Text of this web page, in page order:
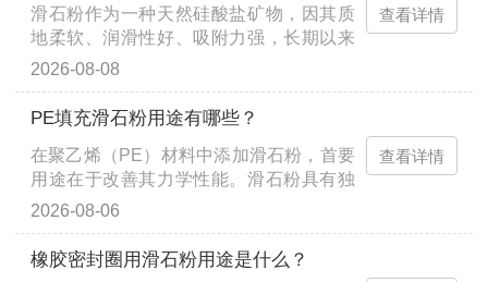
滑石粉作为一种天然硅酸盐矿物，因其质
地柔软、润滑性好、吸附力强，长期以来
都是化妆品行业中重要的基础原料。从婴
2026-08-08
查看详情
PE填充滑石粉用途有哪些？
在聚乙烯（PE）材料中添加滑石粉，首要
用途在于改善其力学性能。滑石粉具有独
特的层状微观结构，当其均匀分散在PE基
2026-08-06
查看详情
橡胶密封圈用滑石粉用途是什么？